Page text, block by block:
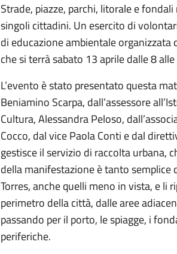
Strade, piazze, parchi, litorale e
singoli cittadini. Un esercito di
di educazione ambientale organizzata
che si terrà sabato 13 aprile dalle 8
L’evento è stato presentato questa
Beniamino Scarpa, dall’assessore
Cultura, Alessandra Peloso,
Cocco, dal vice Paola Conti e dal
gestisce il servizio di raccolta urbana,
della manifestazione è tanto
Torres, anche quelli meno in vista, e li
perimetro della città, dalle aree
passando per il porto, le spiagge, i
periferiche.